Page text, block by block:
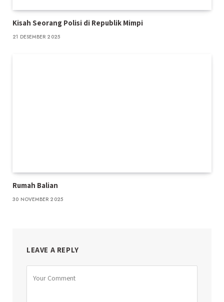
Kisah Seorang Polisi di Republik Mimpi
21 DESEMBER 2025
Rumah Balian
30 NOVEMBER 2025
LEAVE A REPLY